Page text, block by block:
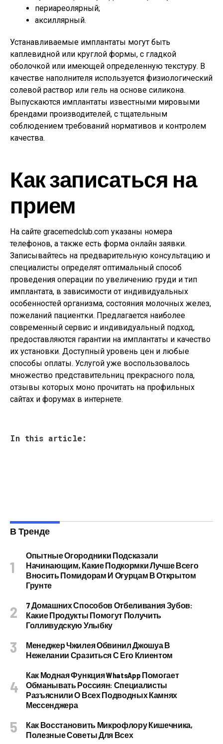
периареолярный;
аксиллярный.
Устанавливаемые имплантаты могут быть
каплевидной или круглой формы, с гладкой
оболочкой или имеющей определенную текстуру. В
качестве наполнителя используется физиологический
солевой раствор или гель на основе силикона.
Выпускаются имплантаты известными мировыми
брендами производителей, с тщательным
соблюдением требований нормативов и контролем
качества.
Как записаться на
прием
На сайте gracemedclub.com указаны номера
телефонов, а также есть форма онлайн заявки.
Записывайтесь на предварительную консультацию и
специалисты определят оптимальный способ
проведения операции по увеличению груди и тип
имплантата, в зависимости от индивидуальных
особенностей организма, состояния молочных желез,
пожеланий пациентки. Предлагается наиболее
современный сервис и индивидуальный подход,
предоставляются гарантии на имплантаты и качество
их установки. Доступный уровень цен и любые
способы оплаты. Услугой уже воспользовалось
множество представительниц прекрасного пола,
отзывы которых моно прочитать на профильных
сайтах и форумах в интернете.
In this article:
В Тренде
Опытные Огородники Подсказали
Начинающим, Какие Подкормки Лучше Всего
Вносить Помидорам И Огурцам В Открытом
Грунте
7 Домашних Способов Отбеливания Зубов:
Какие Продукты Помогут Получить
Голливудскую Улыбку
Менеджер Чжилея Обвинил Джошуа В
Нежелании Сразиться С Его Клиентом
Как Модная Функция WhatsApp Помогает
Обманывать Россиян: Специалисты
Разъяснили О Всех Подводных Камнях
Мессенджера
Как Восстановить Микрофлору Кишечника,
Полезные Советы Для Всех